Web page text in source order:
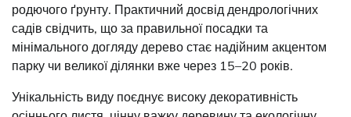
родючого ґрунту. Практичний досвід дендрологічних
садів свідчить, що за правильної посадки та
мінімального догляду дерево стає надійним акцентом
парку чи великої ділянки вже через 15–20 років.
Унікальність виду поєднує високу декоративність